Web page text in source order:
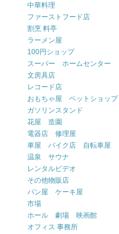
中華料理
ファーストフード店
割烹 料亭
ラーメン屋
100円ショップ
スーパー ホームセンター
文房具店
レコード店
おもちゃ屋 ペットショップ
ガソリンスタンド
花屋 造園
電器店 修理屋
車屋 バイク店 自転車屋
温泉 サウナ
レンタルビデオ
その他物販店
パン屋 ケーキ屋
市場
ホール 劇場 映画館
オフィス 事務所